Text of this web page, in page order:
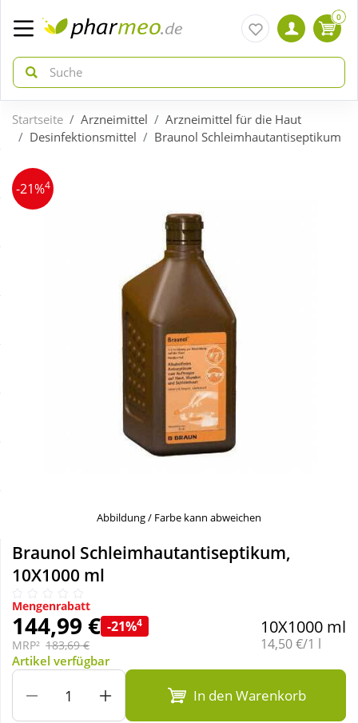
zurück
ÜBERSICHT AKTIONEN
Täglich gut versorgt
zurück
ÜBERSICHT KATEGORIEN
Körperpflege & Kosmetik
Nahrungsergänzung
Natur & Homöopathie
Sanitätshaus
Sport & Fitness
0
Startseite Arzneimittel
Arzneimittel für die Haut
Desinfektionsmittel
Braunol Schleimhautantiseptikum
-21%4
Abbildung / Farbe kann abweichen
Braunol Schleimhautantiseptikum,
10X1000 ml
Mengenrabatt
144,99 € -21%4
MRP² 183,69 €
10X1000 ml
Grundpreis:
14,50 €/1 l
Artikel verfügbar
In den Warenkorb